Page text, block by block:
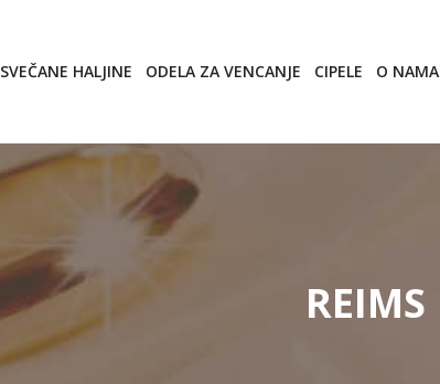
SVEČANE HALJINE ODELA ZA VENCANJE CIPELE O NAMA
REIMS